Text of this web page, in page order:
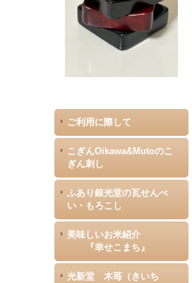
ご利用に際して
こぎんOikawa&Mutoのこ
ぎん刺し
ふあり銀光堂の瓦せんべ
い・もろこし
美味しいお米紹介
『幸せこまち』
光新堂 木苺（きいち